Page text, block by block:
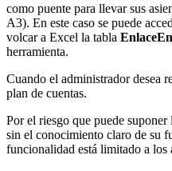
como puente para llevar sus
A3). En este caso se puede
volcar a Excel la tabla
herramienta.
Cuando el administrador desea
plan de cuentas.
Por el riesgo que puede
sin el conocimiento claro de su
funcionalidad está limitado a los